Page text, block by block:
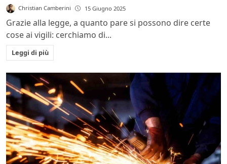
Christian Camberini 15 Giugno 2025
Grazie alla legge, a quanto pare si possono dire certe
cose ai vigili: cerchiamo di...
Leggi di più